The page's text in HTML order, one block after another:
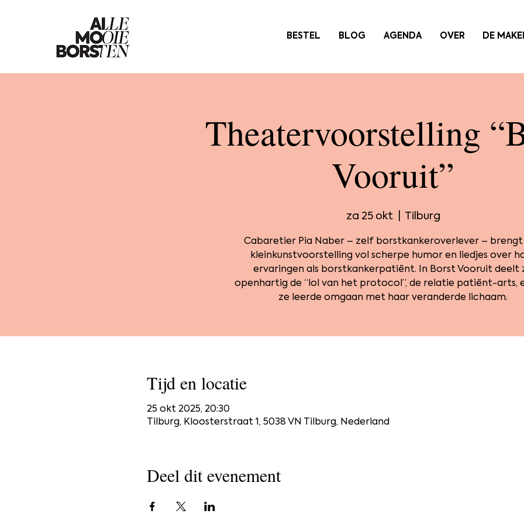
BESTEL BLOG AGENDA OVER DE
Theatervoorstelling
Vooruit”
za 25 okt
  |
Tilburg
Cabaretier Pia Naber – zelf borstkankeroverlever – brengt
kleinkunstvoorstelling vol scherpe humor en liedjes over
ervaringen als borstkankerpatiënt. In Borst Vooruit deelt
openhartig de “lol van het protocol”, de relatie patiënt-arts,
ze leerde omgaan met haar veranderde lichaam.
Tijd en locatie
25 okt 2025, 20:30
Tilburg, Kloosterstraat 1, 5038 VN Tilburg, Nederland
Deel dit evenement